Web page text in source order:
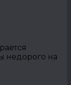
недорого на